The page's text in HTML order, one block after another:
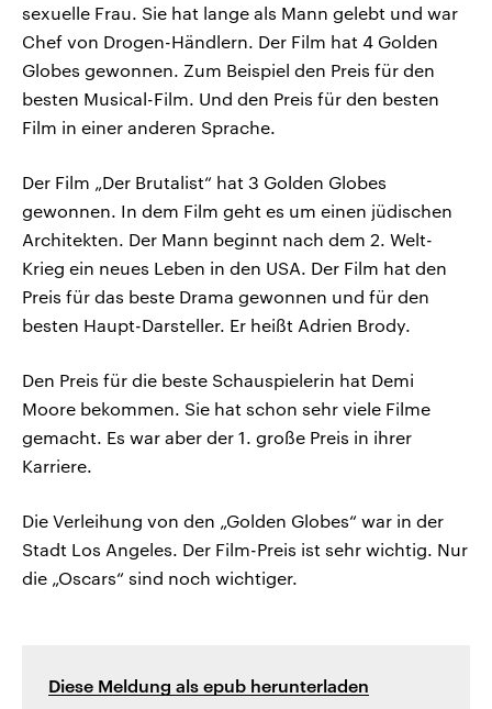
sexuelle Frau. Sie hat lange als Mann gelebt und war
Chef von Drogen-Händlern. Der Film hat 4 Golden
Globes gewonnen. Zum Beispiel den Preis für den
besten Musical-Film. Und den Preis für den besten
Film in einer anderen Sprache.
Der Film „Der Brutalist“ hat 3 Golden Globes
gewonnen. In dem Film geht es um einen jüdischen
Architekten. Der Mann beginnt nach dem 2. Welt-
Krieg ein neues Leben in den USA. Der Film hat den
Preis für das beste Drama gewonnen und für den
besten Haupt-Darsteller. Er heißt Adrien Brody.
Den Preis für die beste Schauspielerin hat Demi
Moore bekommen. Sie hat schon sehr viele Filme
gemacht. Es war aber der 1. große Preis in ihrer
Karriere.
Die Verleihung von den „Golden Globes“ war in der
Stadt Los Angeles. Der Film-Preis ist sehr wichtig. Nur
die „Oscars“ sind noch wichtiger.
Diese Meldung als epub herunterladen